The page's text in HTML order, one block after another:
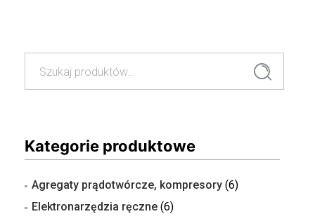
Szukaj
Kategorie produktowe
Agregaty prądotwórcze, kompresory (6)
Elektronarzędzia ręczne (6)